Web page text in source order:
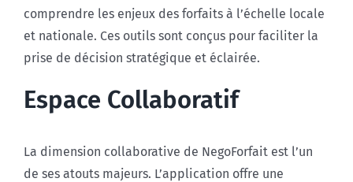
comprendre les enjeux des forfaits à l’échelle locale
et nationale. Ces outils sont conçus pour faciliter la
prise de décision stratégique et éclairée.
Espace Collaboratif
La dimension collaborative de NegoForfait est l’un
de ses atouts majeurs. L’application offre une